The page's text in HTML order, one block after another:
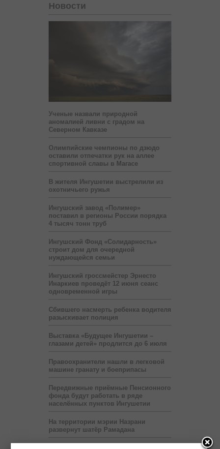
Новости
Ученые назвали природной
аномалией ливни с градом на
Северном Кавказе
Олимпийские чемпионы по дзюдо
оставили отпечатки рук на аллее
спортивной славы в Магасе
В жителя Ингушетии выстрелили из
охотничьего ружья
Ингушский завод «Полимер»
поставил в регионы России порядка
4 тысяч тонн труб
Ингушский Фонд «Солидарность»
строит дом для очередной
нуждающейся семьи
Ингушский гроссмейстер Эрнесто
Инаркиев проведёт 12 июня сеанс
одновременной игры
Сбившего насмерть ребенка водителя
разыскивает полиция
Выставка «Будущее Ингушетии –
глазами детей» продлится до 6 июля
Правоохранители нашли в легковой
машине гранату и боеприпасы
Передвижные приёмные Пенсионного
фонда будут работать в ряде
населённых пунктов Ингушетии
На территории мэрии Назрани
развернут шатёр Рамадана